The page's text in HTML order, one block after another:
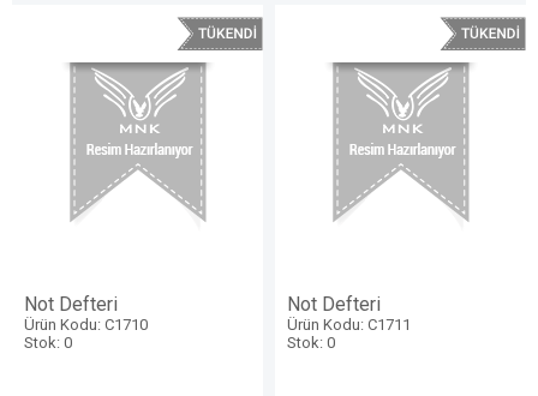
Not Defteri
Ürün Kodu: C1710
Stok: 0
Not Defteri
Ürün Kodu: C1711
Stok: 0